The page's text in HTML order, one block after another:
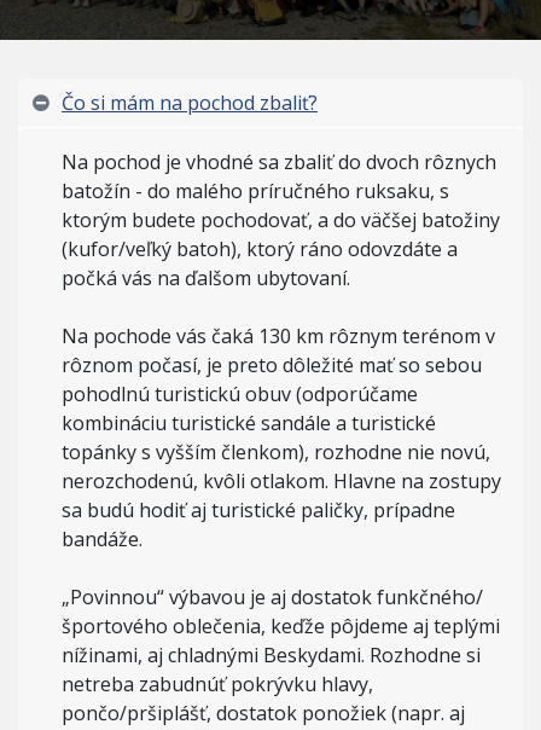
Čo si mám na pochod zbaliť?
Na pochod je vhodné sa zbaliť do dvoch rôznych
batožín - do malého príručného ruksaku, s
ktorým budete pochodovať, a do väčšej batožiny
(kufor/veľký batoh), ktorý ráno odovzdáte a
počká vás na ďalšom ubytovaní.
Na pochode vás čaká 130 km rôznym terénom v
rôznom počasí, je preto dôležité mať so sebou
pohodlnú turistickú obuv (odporúčame
kombináciu turistické sandále a turistické
topánky s vyšším členkom), rozhodne nie novú,
nerozchodenú, kvôli otlakom. Hlavne na zostupy
sa budú hodiť aj turistické paličky, prípadne
bandáže.
„Povinnou“ výbavou je aj dostatok funkčného/
športového oblečenia, keďže pôjdeme aj teplými
nížinami, aj chladnými Beskydami. Rozhodne si
netreba zabudnúť pokrývku hlavy,
pončo/pršiplášť, dostatok ponožiek (napr. aj